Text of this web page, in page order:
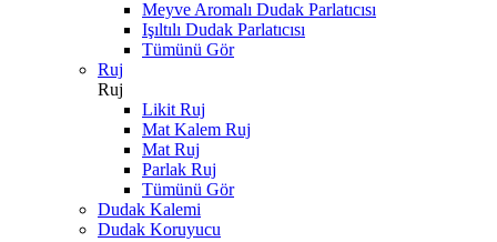
Meyve Aromalı Dudak Parlatıcısı
Işıltılı Dudak Parlatıcısı
Tümünü Gör
Ruj
Ruj
Likit Ruj
Mat Kalem Ruj
Mat Ruj
Parlak Ruj
Tümünü Gör
Dudak Kalemi
Dudak Koruyucu